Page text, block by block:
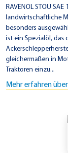
k
e
r
D
e
i
RAVENOL STOU
landwirtschaftliche
besonders
ist ein Spezialöl, das
gleichermaßen in
Traktoren einzu...
Mehr erfahren